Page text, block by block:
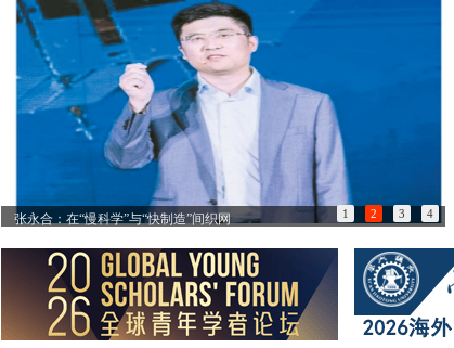
张永合：在“慢科学”与“快制造”间织网 1 2 3 4